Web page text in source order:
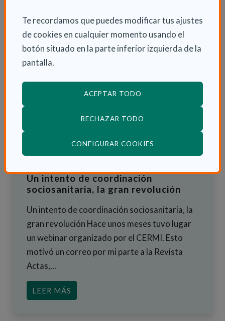
Te recordamos que puedes modificar tus ajustes
de cookies en cualquier momento usando el
botón situado en la parte inferior izquierda de la
pantalla.
ACEPTAR TODO
RECHAZAR TODO
CONFIGURAR COOKIES
Un intento de coordinación
sociosanitaria, la gran revolución
Un intento de coordinación sociosanitaria, la
gran revolución Hace unos meses tuvo lugar
un webinar organizado por el CERMI. Esto
motivó un correo por mi parte a la Revista
Actas,...
LEER MÁS